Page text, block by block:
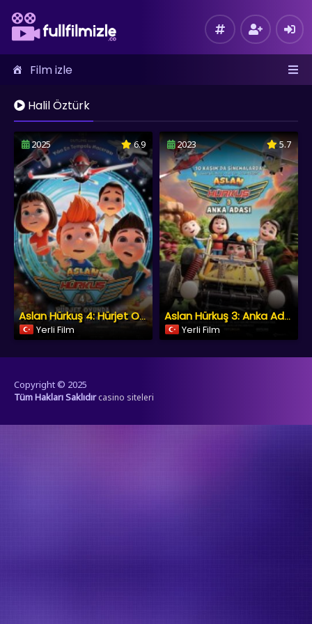
Film izle
Halil Öztürk
2025 6.9
Aslan Hürkuş 4: Hürjet Oyunda
Yerli Film
2023 5.7
Aslan Hürkuş 3: Anka Adası
Yerli Film
Copyright © 2025
Tüm Hakları Saklıdır casino siteleri